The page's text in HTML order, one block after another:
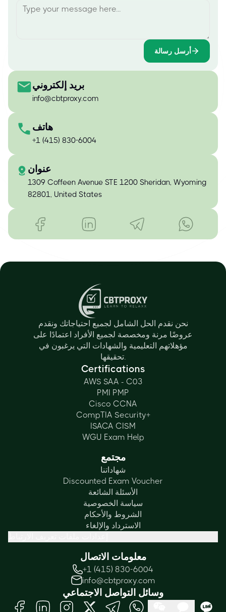
أرسل رسالة
بريد إلكتروني
info@cbtproxy.com
هاتف
+1 (415) 830-6004
عنوان
1309 Coffeen Avenue STE 1200 Sheridan, Wyoming
82801, United States
نحن نقدم الحل الشامل لجميع احتياجاتك ونقدم
عروضًا مرنة ومخصصة لجميع الأفراد اعتمادًا على
مؤهلاتهم التعليمية والشهادات التي يرغبون في
تحقيقها.
Certifications
AWS SAA - C03
PMI PMP
Cisco CCNA
CompTIA Security+
ISACA CISM
WGU Exam Help
مجتمع
شهاداتنا
Discounted Exam Voucher
الأسئلة الشائعة
سياسة الخصوصية
الشروط والأحكام
الاسترداد والإلغاء
معلومات الاتصال
+1 (415) 830-6004
info@cbtproxy.com
وسائل التواصل الاجتماعي